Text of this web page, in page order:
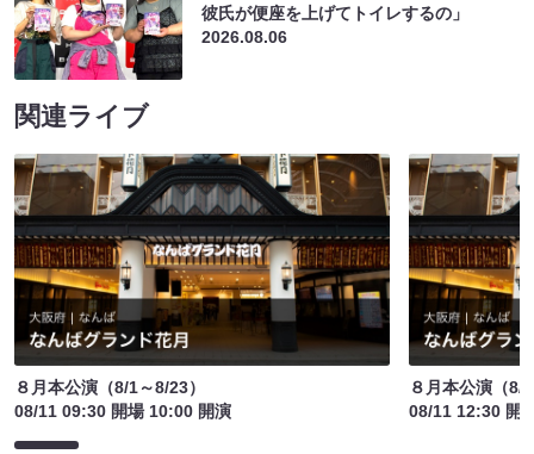
彼氏が便座を上げてトイレするの」
2026.08.06
関連ライブ
８月本公演（8/1～8/23）
08/11 09:30 開場 10:00 開演
８月本公演（8/
08/11 12:30 開